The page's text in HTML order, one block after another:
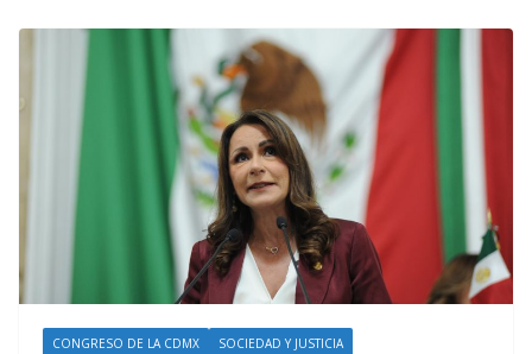
CONGRESO DE LA CDMX SOCIEDAD Y JUSTICIA